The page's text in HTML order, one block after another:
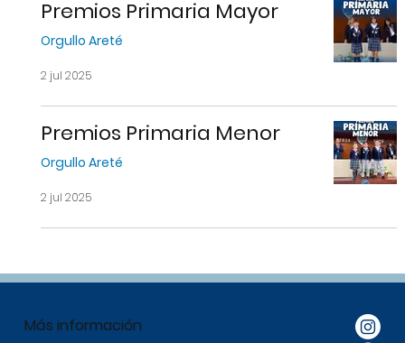
Premios Primaria Mayor
Orgullo Areté
2 jul 2025
Premios Primaria Menor
Orgullo Areté
2 jul 2025
Más información